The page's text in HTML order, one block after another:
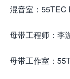
混音室：55TEC
母带工程师：李
母带工作室：